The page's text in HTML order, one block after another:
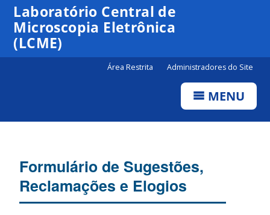
Laboratório Central de
Microscopia Eletrônica
(LCME)
Área Restrita Administradores do Site
MENU
Formulário de Sugestões,
Reclamações e Elogios